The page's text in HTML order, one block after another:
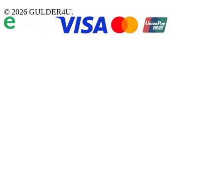
© 2026 GULDER4U.